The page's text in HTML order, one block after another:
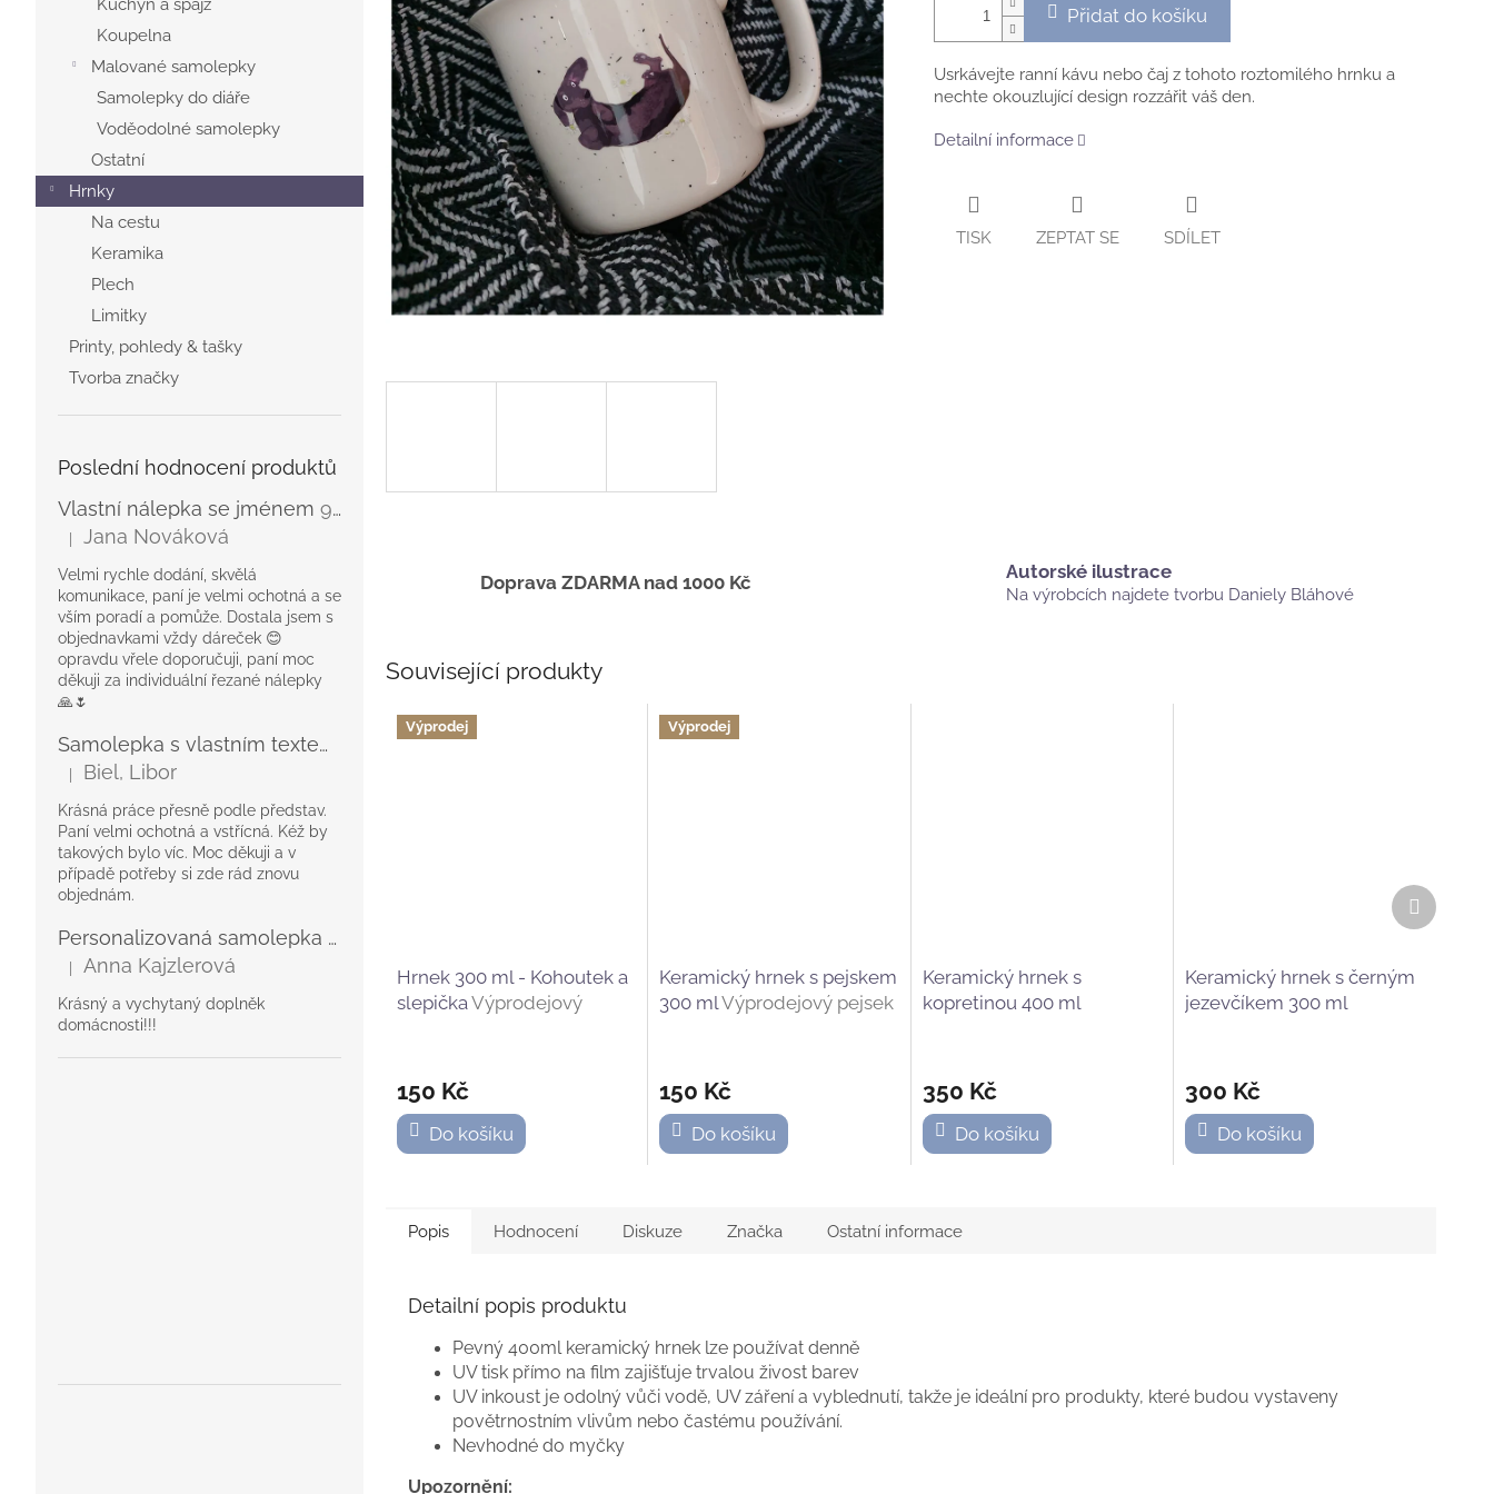
Kuchyň a špajz
Koupelna
Malované samolepky
Samolepky do diáře
Voděodolné samolepky
Ostatní
Hrnky
Na cestu
Keramika
Plech
Limitky
Printy, pohledy & tašky
Tvorba značky
Poslední hodnocení produktů
Vlastní nálepka se jménem 9 cm délka, Voděodolná
Hodnocení produktu je 5 z 5 hvězdiček.
| Jana Nováková
Velmi rychle dodání, skvělá
komunikace, paní je velmi ochotná a se
vším poradí a pomůže. Dostala jsem s
objednavkami vždy dáreček 😊
opravdu vřele doporučuji, paní moc
děkuji za individuální řezané nálepky
🙏🌷
Samolepka s vlastním textem Voděodolné
Hodnocení produktu je 5 z 5 hvězdiček.
| Biel, Libor
Krásná práce přesně podle představ.
Paní velmi ochotná a vstřícná. Kéž by
takových bylo víc. Moc děkuji a v
případě potřeby si zde rád znovu
objednám.
Personalizovaná samolepka pro každou příležitost
Hodnocení produktu je 5 z 5 hvězdiček.
| Anna Kajzlerová
Krásný a vychytaný doplněk
domácnosti!!!
Přidat do košíku
Usrkávejte ranní kávu nebo čaj z tohoto roztomilého hrnku a
nechte okouzlující design rozzářit váš den.
Detailní informace
TISK ZEPTAT SE SDÍLET
Doprava ZDARMA nad 1000 Kč Autorské ilustrace
Na výrobcích najdete tvorbu Daniely Bláhové
Související produkty
Výprodej
Hrnek 300 ml - Kohoutek a
slepičkaVýprodejový
150 Kč
Do košíku
Výprodej
Keramický hrnek s pejskem
300 mlVýprodejový pejsek
150 Kč
Do košíku
Keramický hrnek s
kopretinou 400 ml
350 Kč
Do košíku
Keramický hrnek s černým
jezevčíkem 300 ml
300 Kč
Do košíku
Další
produkt
Popis Hodnocení Diskuze Značka Ostatní informace
Detailní popis produktu
Pevný 400ml keramický hrnek lze používat denně
UV tisk přímo na film zajišťuje trvalou živost barev
UV inkoust je odolný vůči vodě, UV záření a vyblednutí, takže je ideální pro produkty, které budou vystaveny
povětrnostním vlivům nebo častému používání.
Nevhodné do myčky
Upozornění: